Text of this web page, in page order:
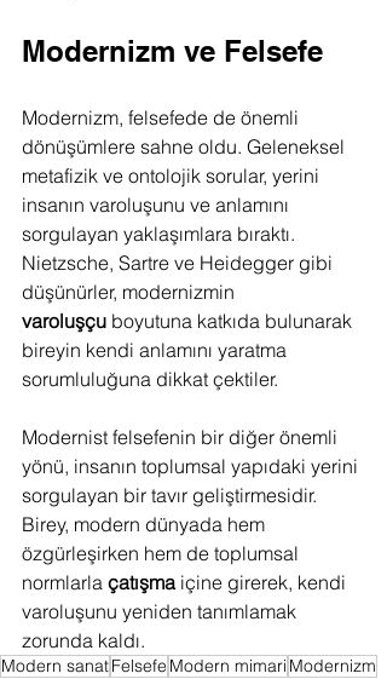
Modernizm ve Felsefe
Modernizm, felsefede de önemli
dönüşümlere sahne oldu. Geleneksel
metafizik ve ontolojik sorular, yerini
insanın varoluşunu ve anlamını
sorgulayan yaklaşımlara bıraktı.
Nietzsche, Sartre ve Heidegger gibi
düşünürler, modernizmin
varoluşçu boyutuna katkıda bulunarak
bireyin kendi anlamını yaratma
sorumluluğuna dikkat çektiler.
Modernist felsefenin bir diğer önemli
yönü, insanın toplumsal yapıdaki yerini
sorgulayan bir tavır geliştirmesidir.
Birey, modern dünyada hem
özgürleşirken hem de toplumsal
normlarla çatışma içine girerek, kendi
varoluşunu yeniden tanımlamak
zorunda kaldı.
Modern sanatFelsefe Modern mimari Modernizm